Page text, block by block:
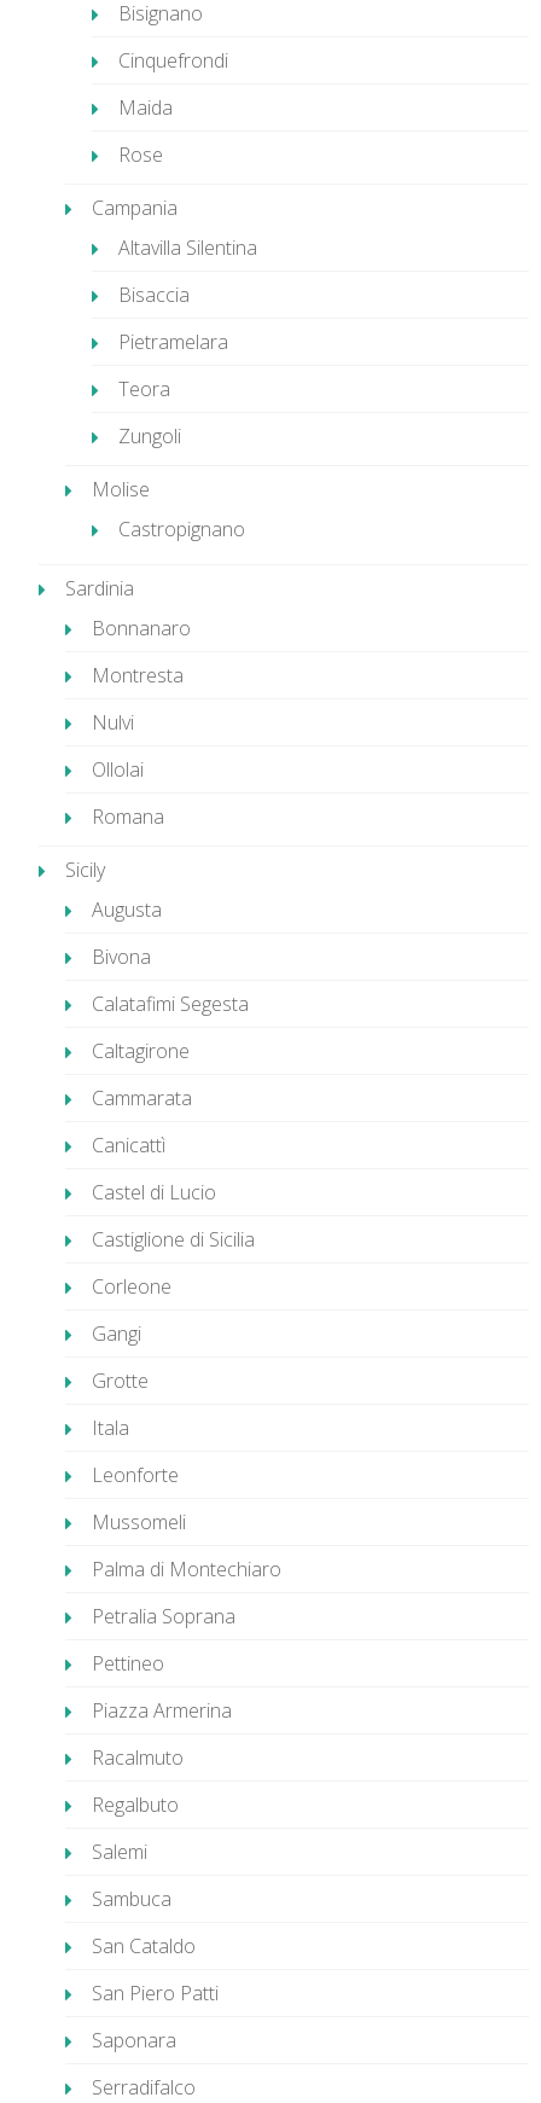
Bisignano
Cinquefrondi
Maida
Rose
Campania
Altavilla Silentina
Bisaccia
Pietramelara
Teora
Zungoli
Molise
Castropignano
Sardinia
Bonnanaro
Montresta
Nulvi
Ollolai
Romana
Sicily
Augusta
Bivona
Calatafimi Segesta
Caltagirone
Cammarata
Canicattì
Castel di Lucio
Castiglione di Sicilia
Corleone
Gangi
Grotte
Itala
Leonforte
Mussomeli
Palma di Montechiaro
Petralia Soprana
Pettineo
Piazza Armerina
Racalmuto
Regalbuto
Salemi
Sambuca
San Cataldo
San Piero Patti
Saponara
Serradifalco